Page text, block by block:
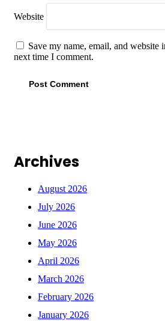
Website
Save my name, email, and website
next time I comment.
Archives
August 2026
July 2026
June 2026
May 2026
April 2026
March 2026
February 2026
January 2026